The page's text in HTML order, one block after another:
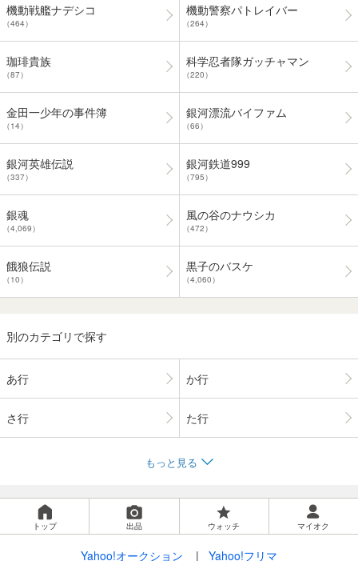
機動戦艦ナデシコ
（464）
機動警察パトレイバー
（264）
珈琲貴族
（87）
科学忍者隊ガッチャマン
（220）
金田一少年の事件簿
（14）
銀河漂流バイファム
（66）
銀河英雄伝説
（337）
銀河鉄道999
（795）
銀魂
（4,069）
風の谷のナウシカ
（472）
餓狼伝説
（10）
黒子のバスケ
（4,060）
別のカテゴリで探す
あ行 か行
さ行 た行
もっと見る
トップ 出品 ウォッチ マイオク
Yahoo!オークション Yahoo!フリマ